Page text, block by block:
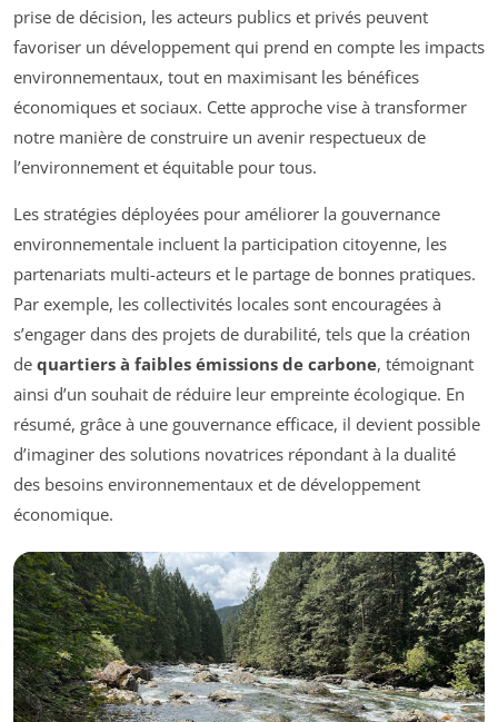
prise de décision, les acteurs publics et privés peuvent
favoriser un développement qui prend en compte les impacts
environnementaux, tout en maximisant les bénéfices
économiques et sociaux. Cette approche vise à transformer
notre manière de construire un avenir respectueux de
l’environnement et équitable pour tous.
Les stratégies déployées pour améliorer la gouvernance
environnementale incluent la participation citoyenne, les
partenariats multi-acteurs et le partage de bonnes pratiques.
Par exemple, les collectivités locales sont encouragées à
s’engager dans des projets de durabilité, tels que la création
de quartiers à faibles émissions de carbone, témoignant
ainsi d’un souhait de réduire leur empreinte écologique. En
résumé, grâce à une gouvernance efficace, il devient possible
d’imaginer des solutions novatrices répondant à la dualité
des besoins environnementaux et de développement
économique.